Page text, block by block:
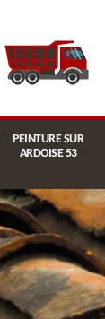
PEINTURE SUR
ARDOISE 53